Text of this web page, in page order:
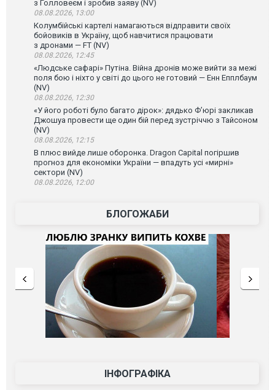
з Голловеєм і зробив заяву (NV)
08.08.2026, 13:00
Колумбійські картелі намагаються відправити своїх
бойовиків в Україну, щоб навчитися працювати
з дронами — FT (NV)
08.08.2026, 12:45
«Людське сафарі» Путіна. Війна дронів може вийти за межі
поля бою і ніхто у світі до цього не готовий — Енн Епплбаум
(NV)
08.08.2026, 12:30
«У його роботі було багато дірок»: дядько Ф’юрі закликав
Джошуа провести ще один бій перед зустріччю з Тайсоном
(NV)
08.08.2026, 12:15
В плюс вийде лише оборонка. Dragon Capital погіршив
прогноз для економіки України — впадуть усі «мирні»
сектори (NV)
08.08.2026, 12:00
БЛОГОЖАБИ
ІНФОГРАФІКА